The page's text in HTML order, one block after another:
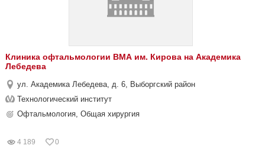
Клиника офтальмологии ВМА им. Кирова на Академика
Лебедева
ул. Академика Лебедева, д. 6, Выборгский район
Технологический институт
Офтальмология, Общая хирургия
4 189 0